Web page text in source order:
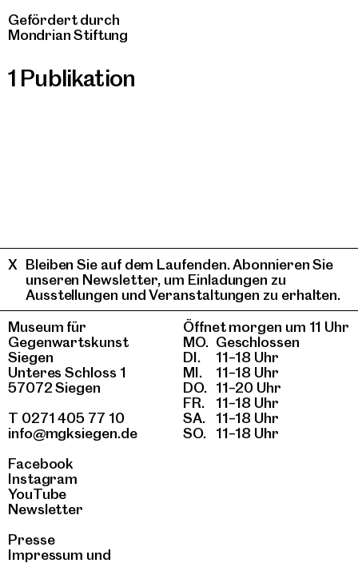
Gefördert durch
Mondrian Stiftung
1 Publikation
Museum für
Gegenwartskunst
Siegen
Unteres Schloss 1
57072 Siegen
T 0271 405 77 10
info@mgksiegen.de
Facebook
Instagram
YouTube
Newsletter
Presse
Impressum und
Öffnet morgen um 11 Uhr
MO. Geschlossen
DI.
11–18 Uhr
MI.
11–18 Uhr
DO. 11–20 Uhr
FR.
11–18 Uhr
SA.
11–18 Uhr
SO.
11–18 Uhr
Bleiben Sie auf dem Laufenden. Abonnieren Sie
unseren Newsletter, um Einladungen zu
Ausstellungen und Veranstaltungen zu erhalten.